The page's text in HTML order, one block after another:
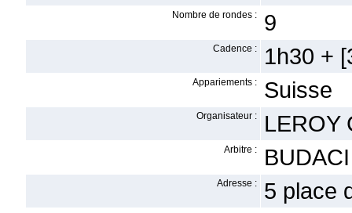
Nombre de rondes : 9
Cadence : 1h30 +
Appariements : Suisse
Organisateur : LEROY
Arbitre :
Adresse : 5 place